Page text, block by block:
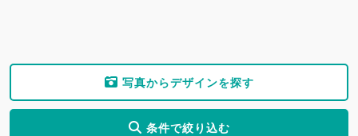
写真からデザインを探す
条件で絞り込む